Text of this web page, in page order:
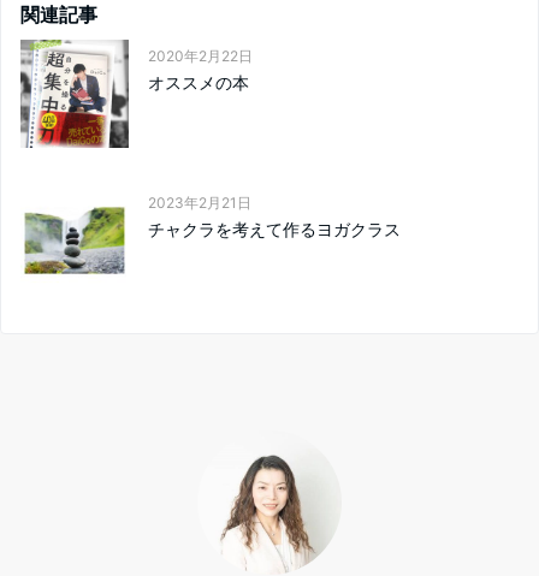
関連記事
2020年2月22日
オススメの本
2023年2月21日
チャクラを考えて作るヨガクラス